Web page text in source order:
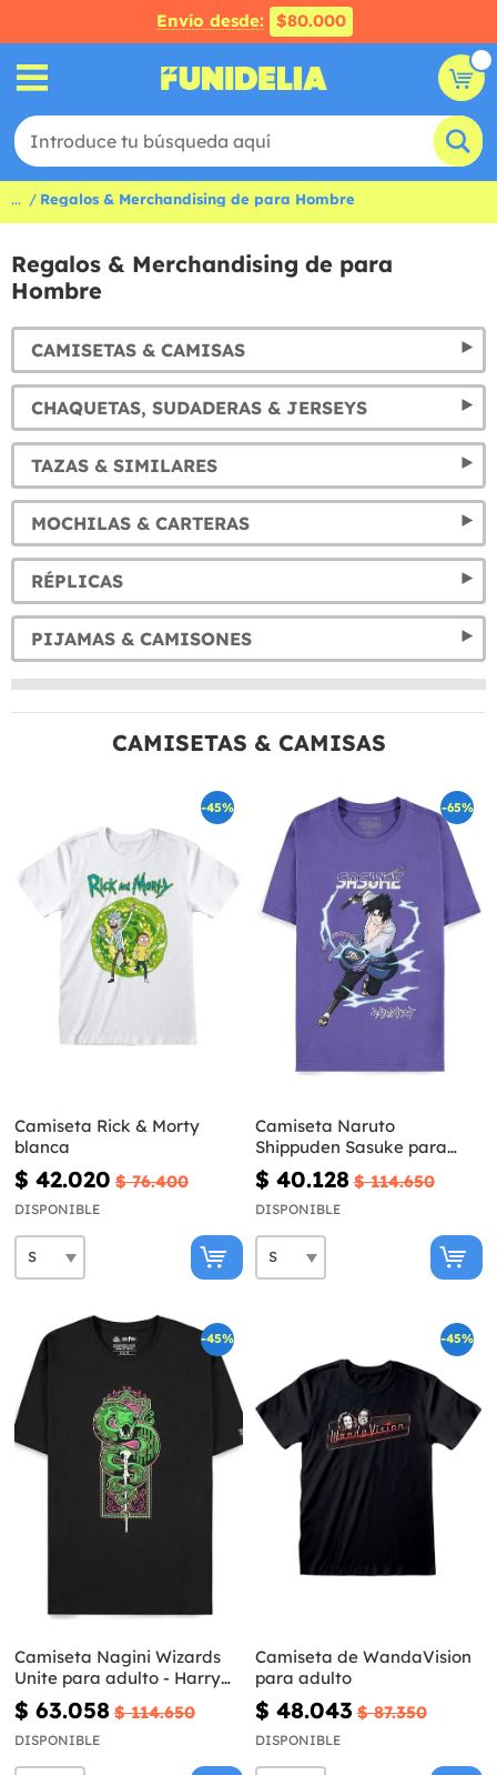
Envío desde: $80.000
... Regalos & Merchandising de para Hombre
Regalos & Merchandising de para
Hombre
CAMISETAS & CAMISAS
CHAQUETAS, SUDADERAS & JERSEYS
TAZAS & SIMILARES
MOCHILAS & CARTERAS
RÉPLICAS
PIJAMAS & CAMISONES
CAMISETAS & CAMISAS
-45%
Camiseta Rick & Morty
blanca
$ 42.020 $ 76.400
DISPONIBLE
-65%
Camiseta Naruto
Shippuden Sasuke para
hombre
$ 40.128 $ 114.650
DISPONIBLE
-45%
Camiseta Nagini Wizards
Unite para adulto - Harry
Potter
$ 63.058 $ 114.650
DISPONIBLE
-45%
Camiseta de WandaVision
para adulto
$ 48.043 $ 87.350
DISPONIBLE